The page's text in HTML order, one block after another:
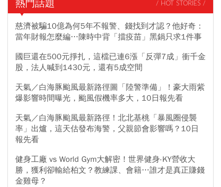
熱門話題 / HOT STORIES /
慈濟被騙10億為何5年不報警、錢找到才認？他好奇：
當年財報怎麼編…陳時中背「擋疫苗」黑鍋只求1件事
國巨還在500元掙扎，這檔已連6漲「反彈7成」衝千金
股，法人喊到1430元，還有5成空間
天氣／白海豚颱風最新路徑圖「陸警準備」！豪大雨紫
爆影響時間曝光，颱風假機率多大，10日報先看
天氣／白海豚颱風最新路徑！北北基桃「暴風圈侵襲
率」出爐，這天估發布海警，父親節會影響嗎？10日
報先看
健身工廠 vs World Gym大解密！世界健身-KY營收大
勝，獲利卻輸給柏文？教練課、會籍…誰才是真正賺錢
金雞母？